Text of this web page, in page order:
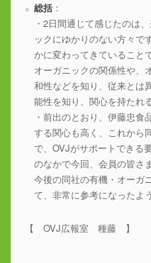
総括：
・2日間通じて感じたのは
ックにゆかりのない方々で
かに変わってきていること
オーガニックの関係性や、
和性などを知り、従来とは
能性を知り、関心を持たれ
・前出のとおり、伊藤忠
する関心も高く、これから
で、OVJがサポートできる
のなかで今回、会員の皆さ
今後の同社の有機・オーガ
て、非常に参考になったよ
【 OVJ広報室 種藤 】